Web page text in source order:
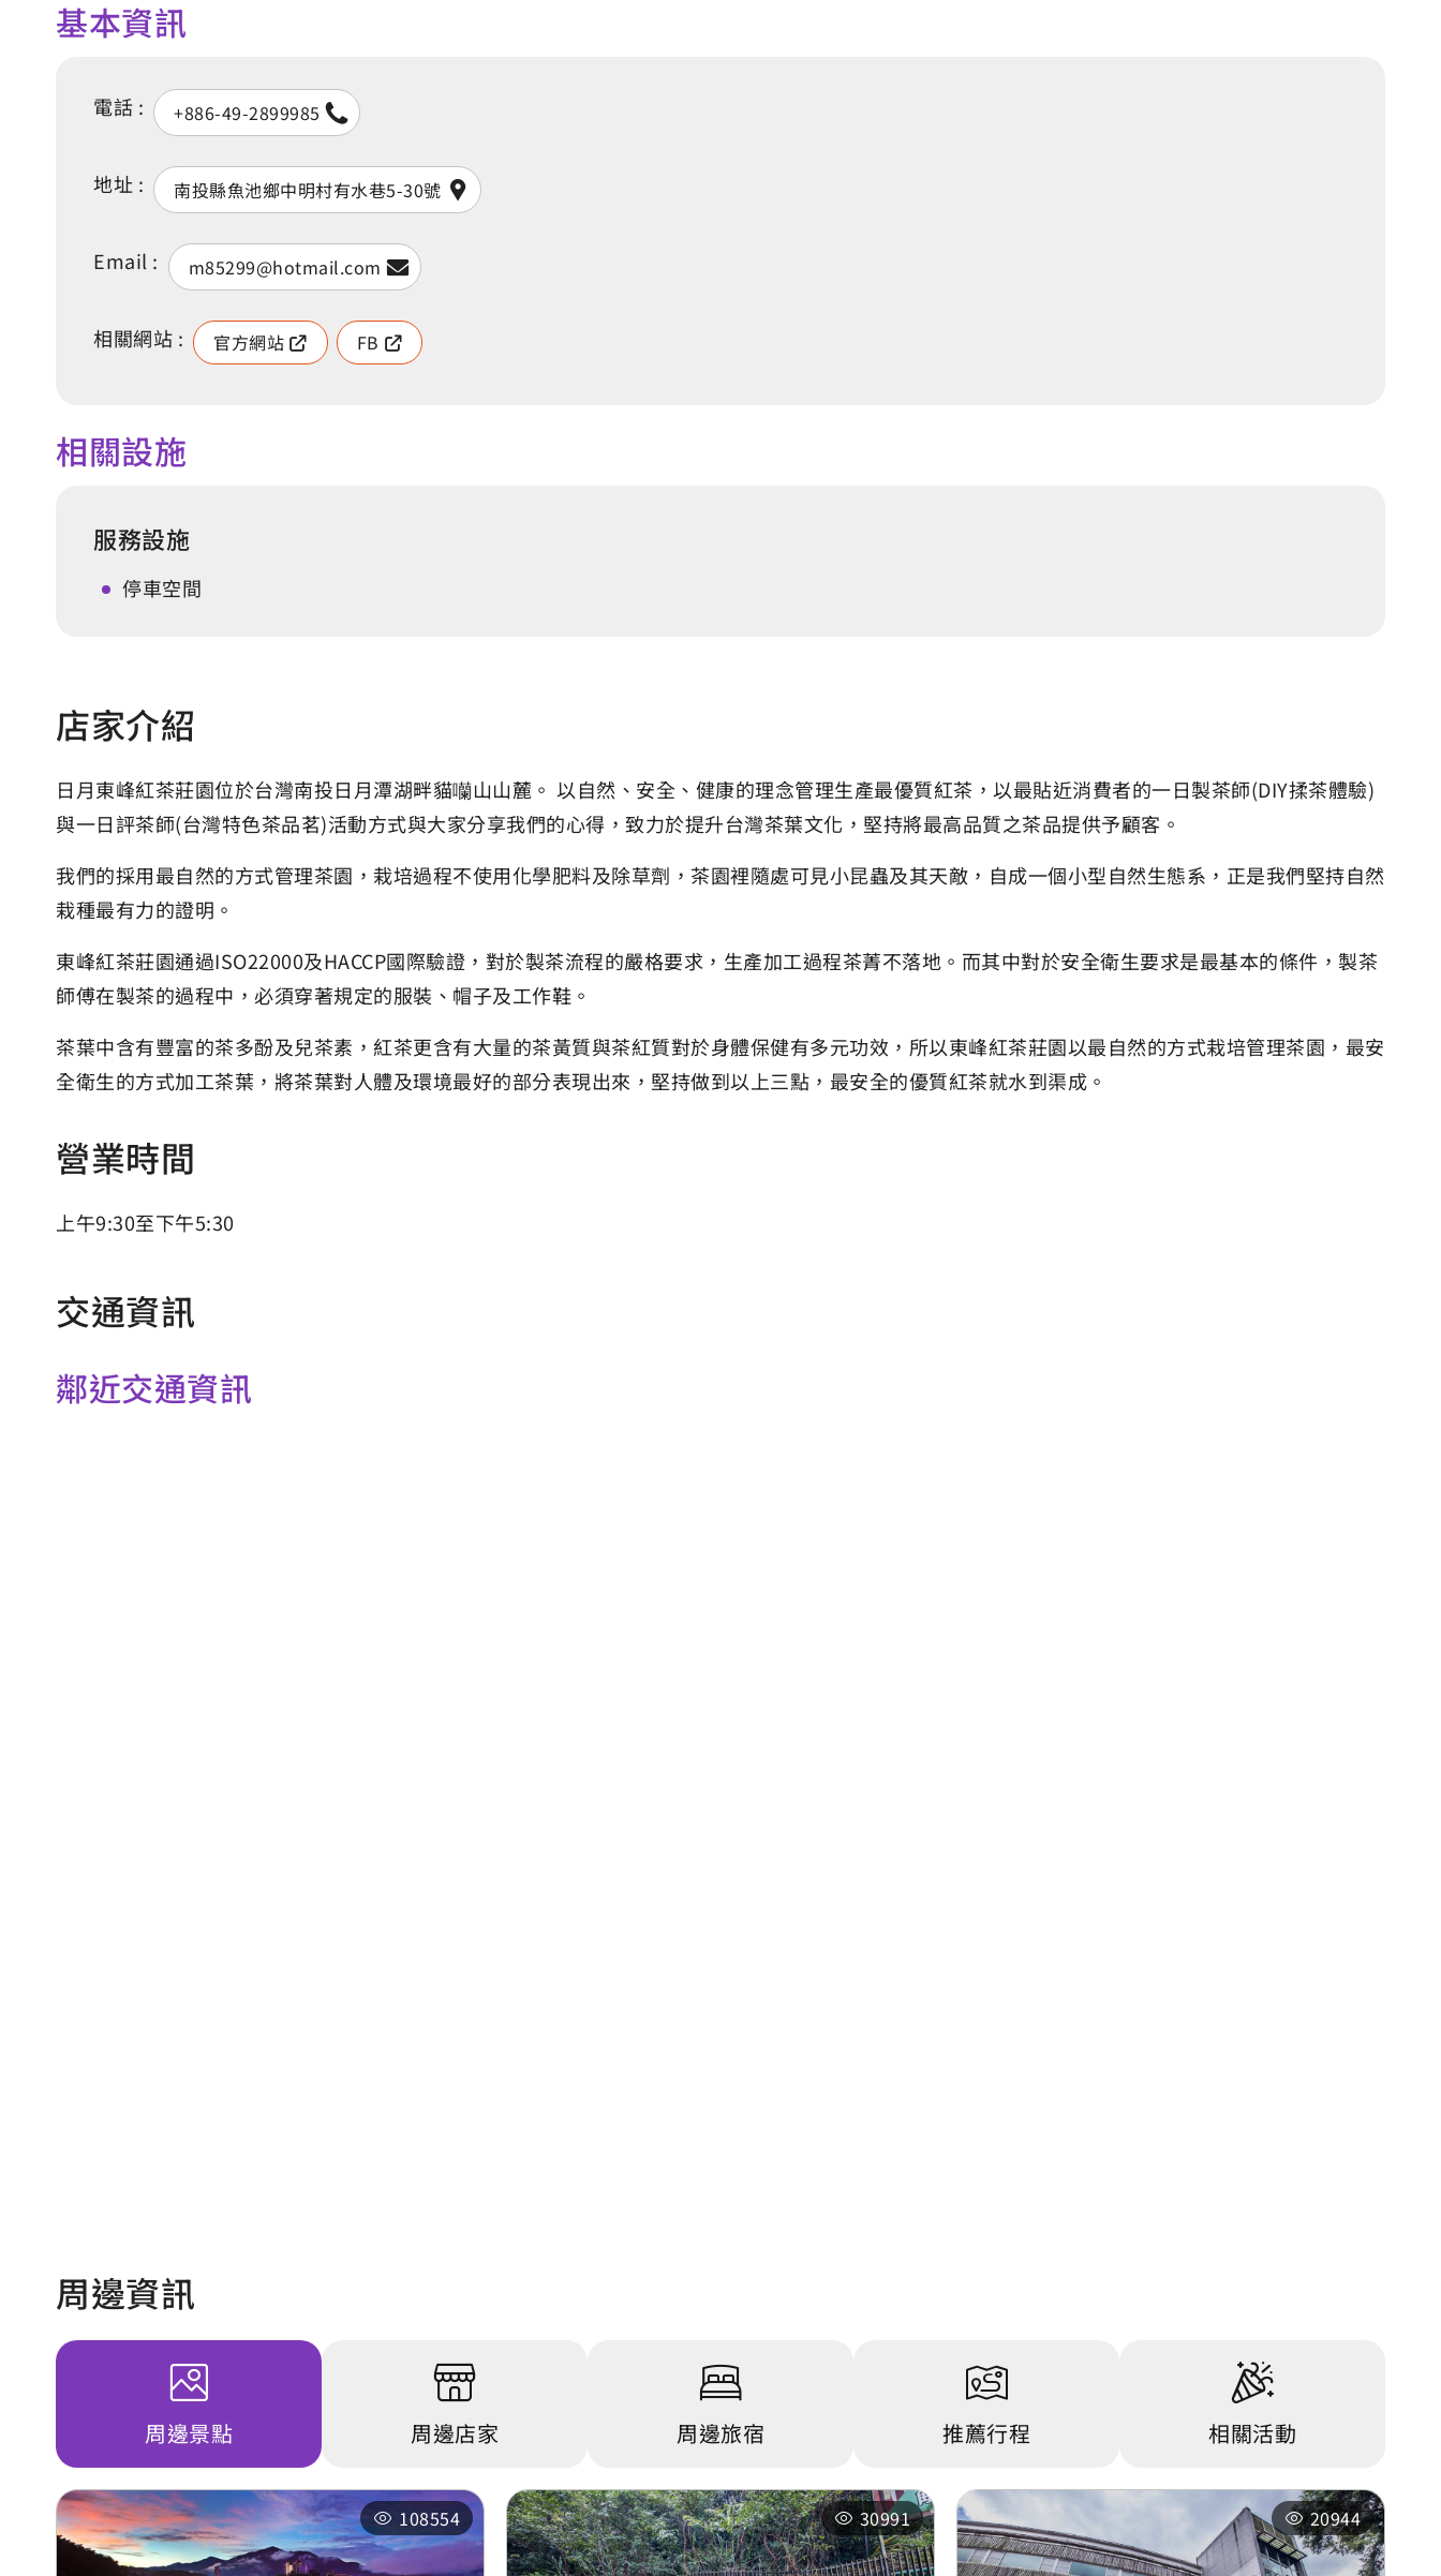
基本資訊
電話 : +886-49-2899985
地址 : 南投縣魚池鄉中明村有水巷5-30號
Email : m85299@hotmail.com
相關網站 : 官方網站 FB
相關設施
服務設施
停車空間
店家介紹
日月東峰紅茶莊園位於台灣南投日月潭湖畔貓囒山山麓。 以自然、安全、健康的理念管理生產最優質紅茶，以最貼近消費者的一日製茶師(DIY揉茶體驗)
與一日評茶師(台灣特色茶品茗)活動方式與大家分享我們的心得，致力於提升台灣茶葉文化，堅持將最高品質之茶品提供予顧客。
我們的採用最自然的方式管理茶園，栽培過程不使用化學肥料及除草劑，茶園裡隨處可見小昆蟲及其天敵，自成一個小型自然生態系，正是我們堅持自然
栽種最有力的證明。
東峰紅茶莊園通過ISO22000及HACCP國際驗證，對於製茶流程的嚴格要求，生產加工過程茶菁不落地。而其中對於安全衛生要求是最基本的條件，製茶
師傅在製茶的過程中，必須穿著規定的服裝、帽子及工作鞋。
茶葉中含有豐富的茶多酚及兒茶素，紅茶更含有大量的茶黃質與茶紅質對於身體保健有多元功效，所以東峰紅茶莊園以最自然的方式栽培管理茶園，最安
全衛生的方式加工茶葉，將茶葉對人體及環境最好的部分表現出來，堅持做到以上三點，最安全的優質紅茶就水到渠成。
營業時間
上午9:30至下午5:30
交通資訊
鄰近交通資訊
周邊資訊
周邊景點 周邊店家 周邊旅宿 推薦行程 相關活動
108554 30991 20944